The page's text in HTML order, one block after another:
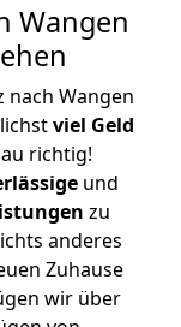
Wangen
nach Wangen
viel Geld
richtig!
und
zu
anderes
Zuhause
wir über